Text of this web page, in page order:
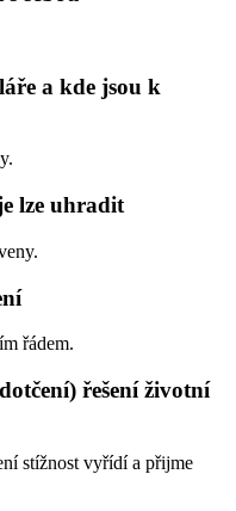
a kde jsou k
lze uhradit
řádem.
řešení životní
stížnost vyřídí a přijme